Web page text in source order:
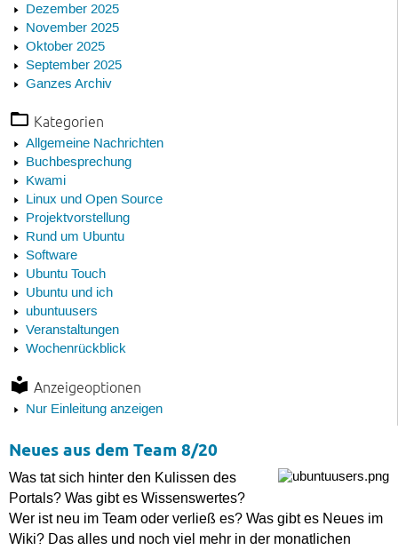
Dezember 2025
November 2025
Oktober 2025
September 2025
Ganzes Archiv
Kategorien
Allgemeine Nachrichten
Buchbesprechung
Kwami
Linux und Open Source
Projektvorstellung
Rund um Ubuntu
Software
Ubuntu Touch
Ubuntu und ich
ubuntuusers
Veranstaltungen
Wochenrückblick
Anzeigeoptionen
Nur Einleitung anzeigen
Neues aus dem Team 8/20
Was tat sich hinter den Kulissen des
Portals? Was gibt es Wissenswertes?
Wer ist neu im Team oder verließ es? Was gibt es Neues im
Wiki? Das alles und noch viel mehr in der monatlichen